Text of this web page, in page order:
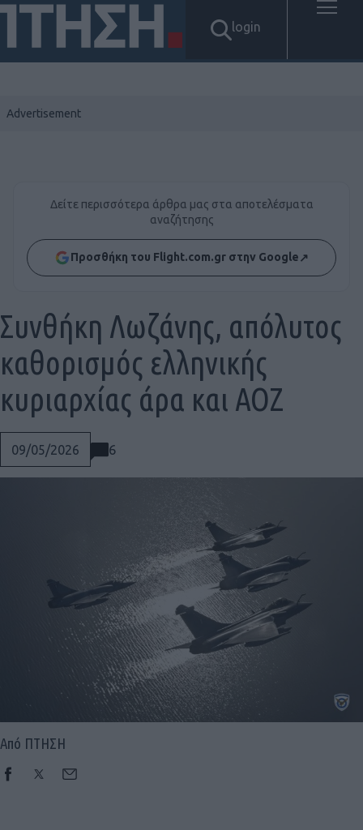
login
Social
Δείτε περισσότερα άρθρα μας στα αποτελέσματα
αναζήτησης
Προσθήκη του Flight.com.gr στην Google↗
09/05/2026 6
Συνθήκη Λωζάνης, απόλυτος
καθορισμός ελληνικής
κυριαρχίας άρα και AOZ
Από ΠΤΗΣΗ